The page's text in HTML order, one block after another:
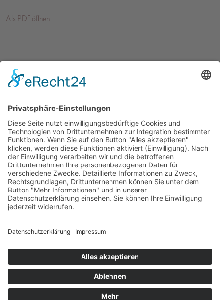
Als PDF öffnen
IMPRESSUM
DATENSCHUTZ
DOWNLOADS
AGB
Vertrag widerrufen